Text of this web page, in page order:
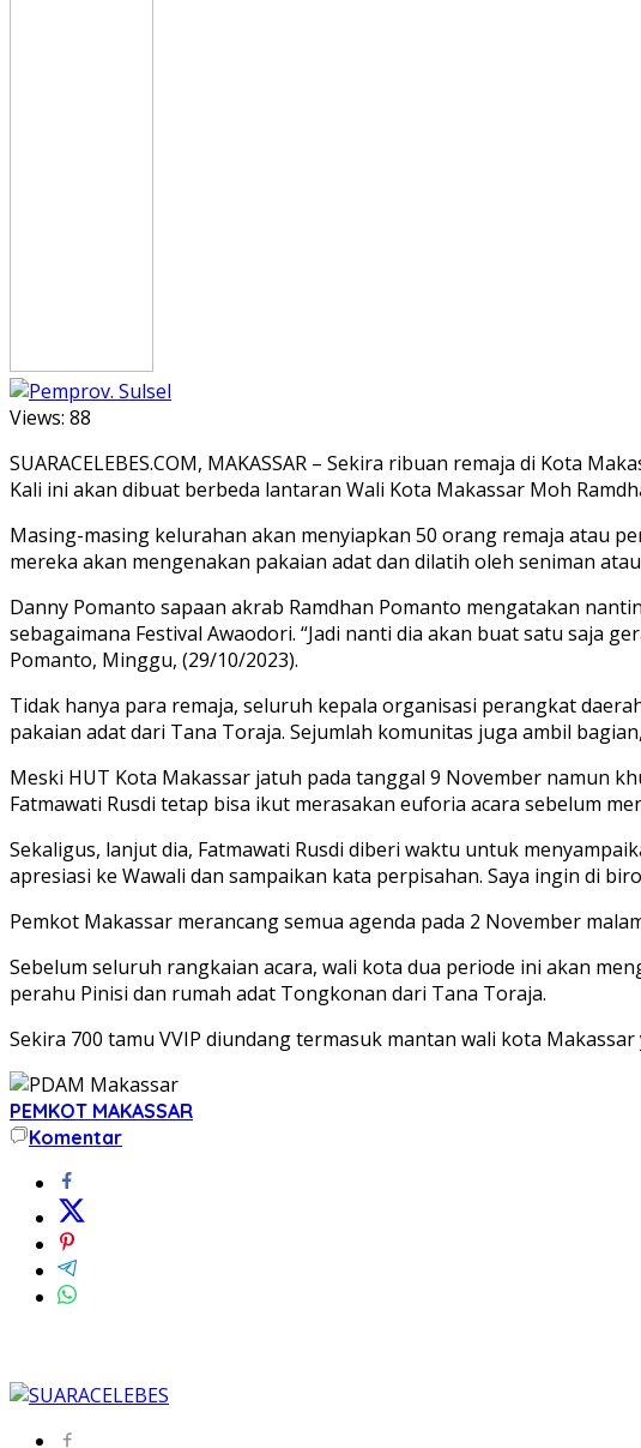
Views: 88
SUARACELEBES.COM, MAKASSAR – Sekira ribuan remaja di Kota
Kali ini akan dibuat berbeda lantaran Wali Kota Makassar Moh
Masing-masing kelurahan akan menyiapkan 50 orang remaja atau
mereka akan mengenakan pakaian adat dan dilatih oleh seniman
Danny Pomanto sapaan akrab Ramdhan Pomanto mengatakan
sebagaimana Festival Awaodori. “Jadi nanti dia akan buat satu saja
Pomanto, Minggu, (29/10/2023).
Tidak hanya para remaja, seluruh kepala organisasi perangkat
pakaian adat dari Tana Toraja. Sejumlah komunitas juga ambil
Meski HUT Kota Makassar jatuh pada tanggal 9 November namun
Fatmawati Rusdi tetap bisa ikut merasakan euforia acara sebelum
Sekaligus, lanjut dia, Fatmawati Rusdi diberi waktu untuk
apresiasi ke Wawali dan sampaikan kata perpisahan. Saya ingin di
Pemkot Makassar merancang semua agenda pada 2 November
Sebelum seluruh rangkaian acara, wali kota dua periode ini akan
perahu Pinisi dan rumah adat Tongkonan dari Tana Toraja.
Sekira 700 tamu VVIP diundang termasuk mantan wali kota
PEMKOT MAKASSAR
Komentar